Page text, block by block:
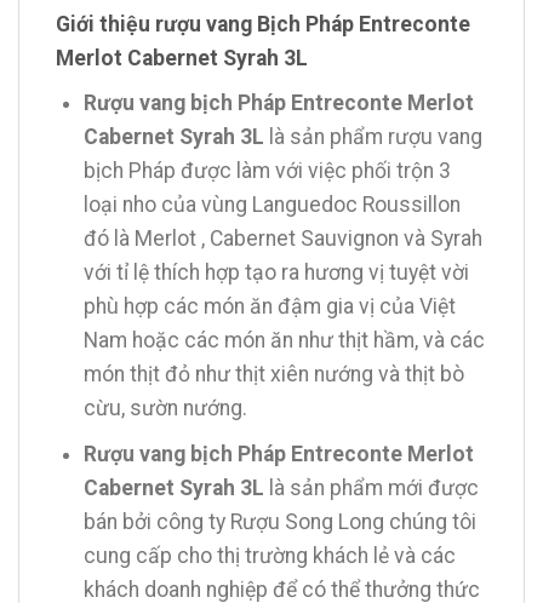
Giới thiệu rượu vang Bịch Pháp Entreconte
Merlot Cabernet Syrah 3L
Rượu vang bịch Pháp Entreconte Merlot
Cabernet Syrah 3L là sản phẩm rượu vang
bịch Pháp được làm với việc phối trộn 3
loại nho của vùng Languedoc Roussillon
đó là Merlot , Cabernet Sauvignon và Syrah
với tỉ lệ thích hợp tạo ra hương vị tuyệt vời
phù hợp các món ăn đậm gia vị của Việt
Nam hoặc các món ăn như thịt hầm, và các
món thịt đỏ như thịt xiên nướng và thịt bò
cừu, sườn nướng.
Rượu vang bịch Pháp Entreconte Merlot
Cabernet Syrah 3L là sản phẩm mới được
bán bởi công ty Rượu Song Long chúng tôi
cung cấp cho thị trường khách lẻ và các
khách doanh nghiệp để có thể thưởng thức